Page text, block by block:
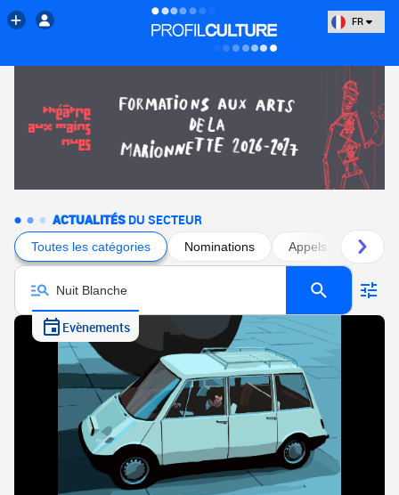
FR
ACTUALITÉS DU SECTEUR
Toutes les catégories Nominations Appels à projets
Evènements